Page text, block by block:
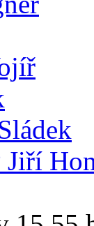
Jiří